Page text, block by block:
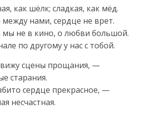
как шёлк; сладкая, как мёд.
нами, сердце не врет.
не в кино, о любви большой.
по другому у нас с тобой.
сцены прощания, —
старания.
сердце прекрасное, —
несчастная.